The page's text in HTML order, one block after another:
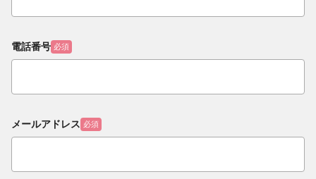
電話番号 必須
メールアドレス 必須